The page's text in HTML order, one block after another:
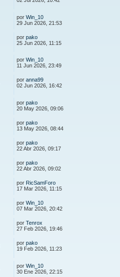
por Win_10
29 Jun 2026, 21:53
por pako
25 Jun 2026, 11:15
por Win_10
11 Jun 2026, 23:49
por anna99
02 Jun 2026, 16:42
por pako
20 May 2026, 09:06
por pako
13 May 2026, 08:44
por pako
22 Abr 2026, 09:17
por pako
22 Abr 2026, 09:02
por RicSamForo
17 Mar 2026, 11:15
por Win_10
07 Mar 2026, 20:42
por Tenrox
27 Feb 2026, 19:46
por pako
19 Feb 2026, 11:23
por Win_10
30 Ene 2026, 22:15